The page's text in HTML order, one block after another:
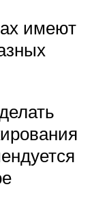
имеют